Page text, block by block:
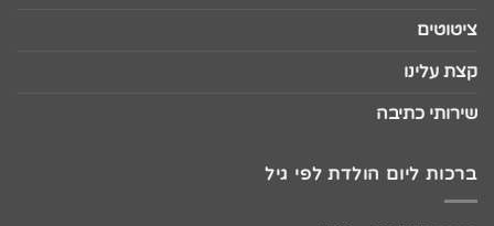
ציטוטים
קצת עלינו
שירותי כתיבה
ברכות ליום הולדת לפי גיל